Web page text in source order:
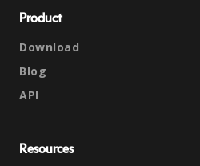
Product
Download
Blog
API
Resources